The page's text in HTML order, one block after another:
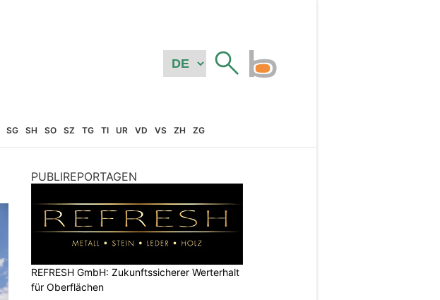
SG SH SO SZ TG TI UR VD VS ZH ZG
PUBLIREPORTAGEN
REFRESH GmbH: Zukunftssicherer Werterhalt
für Oberflächen